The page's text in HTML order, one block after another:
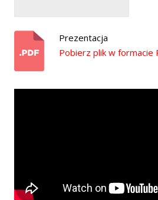
Prezentacja
Pobierz plik w formacie